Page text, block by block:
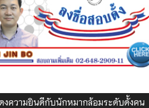
งความยินดีกับนักหมากล้อมระดับดั้งคน